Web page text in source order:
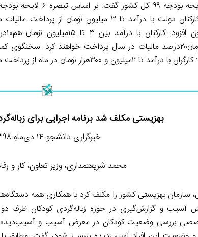
معافیت‌های مالیاتی است، کارکنان دولت با درآمد تا ۳
درآمدهای بالای ۱۵میلیون تومان۲۰درصد مالیات در سال پرداخت خواهند
در ماه از پرداخت مالیات معاف می‌شوند.
بهزیستی مکلف شد برنامه اجرایی برای
خبرگزاری دانشجو-۱۴ دی‌ماهِ ۱۳۹۸
محمد شریعتمداری، وزیر تعاون، کار و
سازمان بهزیستی کشور را مکلف کرد با همکاری همه
آسیب و گزارش‌گیری در حوزه زباله‌گردی کودکان ظرف دو
بررسی وضعیت کودکان در معرض آسیب و آسیب‌دیده، با